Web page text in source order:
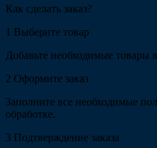
Как сделать заказ?
1 Выберите товар
Добавьте необходимые товары
2 Оформите заказ
Заполните все необходимые
обработке.
3 Подтверждение заказа